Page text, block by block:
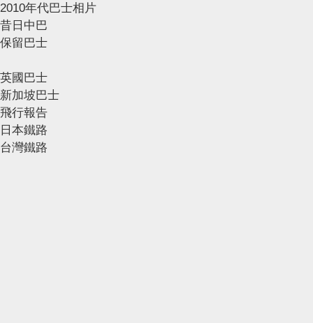
2010年代巴士相片
昔日中巴
保留巴士
英國巴士
新加坡巴士
飛行報告
日本鐵路
台灣鐵路